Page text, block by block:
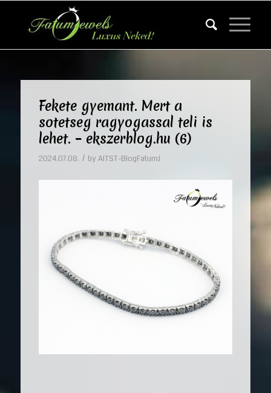
Fekete gyemant. Mert a
sotetseg ragyogassal teli is
lehet. – ekszerblog.hu (6)
2024.07.08. / by AITST-BlogFatumJ